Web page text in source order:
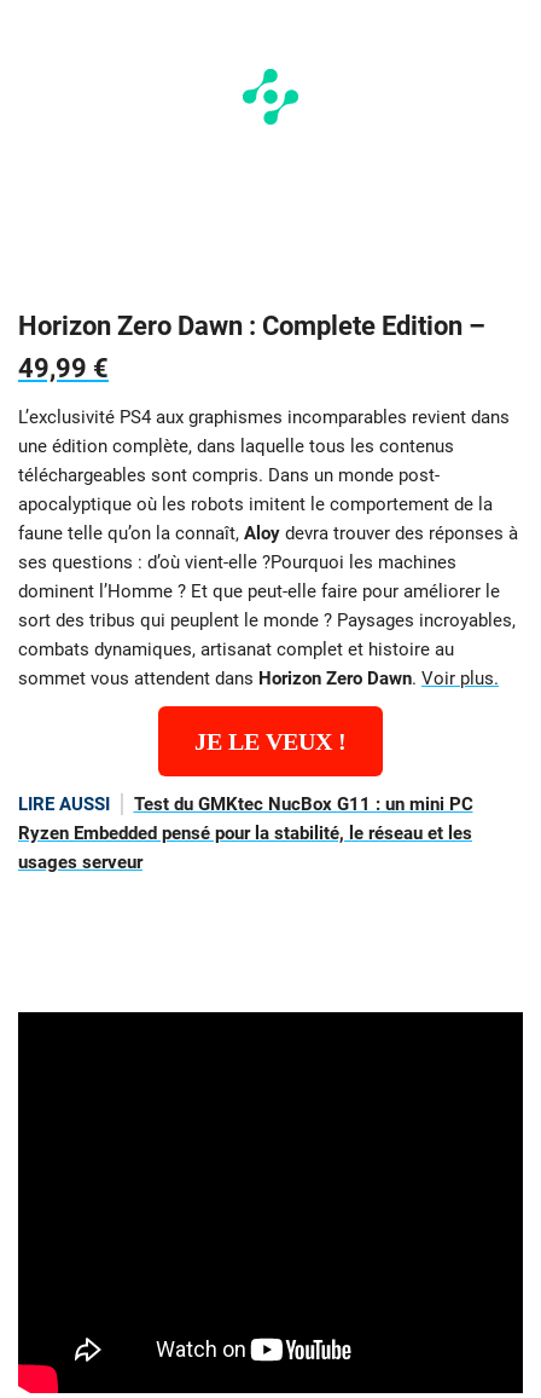
Horizon Zero Dawn : Complete Edition –
49,99 €
L’exclusivité PS4 aux graphismes incomparables revient dans
une édition complète, dans laquelle tous les contenus
téléchargeables sont compris. Dans un monde post-
apocalyptique où les robots imitent le comportement de la
faune telle qu’on la connaît, Aloy devra trouver des réponses à
ses questions : d’où vient-elle ?Pourquoi les machines
dominent l’Homme ? Et que peut-elle faire pour améliorer le
sort des tribus qui peuplent le monde ? Paysages incroyables,
combats dynamiques, artisanat complet et histoire au
sommet vous attendent dans Horizon Zero Dawn. Voir plus.
JE LE VEUX !
LIRE AUSSI
Test du GMKtec NucBox G11 : un mini PC
Ryzen Embedded pensé pour la stabilité, le réseau et les
usages serveur